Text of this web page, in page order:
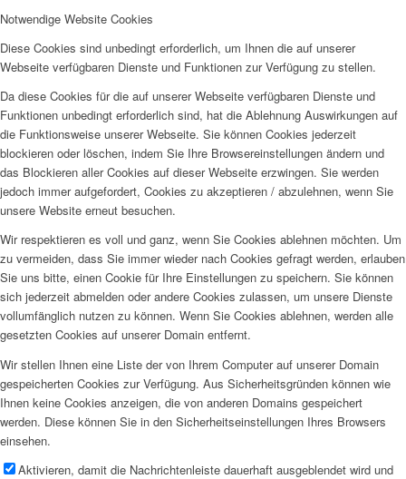
Notwendige Website Cookies
Diese Cookies sind unbedingt erforderlich, um Ihnen die auf unserer
Webseite verfügbaren Dienste und Funktionen zur Verfügung zu stellen.
Da diese Cookies für die auf unserer Webseite verfügbaren Dienste und
Funktionen unbedingt erforderlich sind, hat die Ablehnung Auswirkungen auf
die Funktionsweise unserer Webseite. Sie können Cookies jederzeit
blockieren oder löschen, indem Sie Ihre Browsereinstellungen ändern und
das Blockieren aller Cookies auf dieser Webseite erzwingen. Sie werden
jedoch immer aufgefordert, Cookies zu akzeptieren / abzulehnen, wenn Sie
unsere Website erneut besuchen.
Wir respektieren es voll und ganz, wenn Sie Cookies ablehnen möchten. Um
zu vermeiden, dass Sie immer wieder nach Cookies gefragt werden, erlauben
Sie uns bitte, einen Cookie für Ihre Einstellungen zu speichern. Sie können
sich jederzeit abmelden oder andere Cookies zulassen, um unsere Dienste
vollumfänglich nutzen zu können. Wenn Sie Cookies ablehnen, werden alle
gesetzten Cookies auf unserer Domain entfernt.
Wir stellen Ihnen eine Liste der von Ihrem Computer auf unserer Domain
gespeicherten Cookies zur Verfügung. Aus Sicherheitsgründen können wie
Ihnen keine Cookies anzeigen, die von anderen Domains gespeichert
werden. Diese können Sie in den Sicherheitseinstellungen Ihres Browsers
einsehen.
Aktivieren, damit die Nachrichtenleiste dauerhaft ausgeblendet wird und